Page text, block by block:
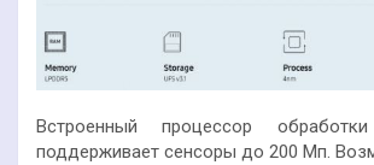
Встроенный процессор
поддерживает сенсоры до 200 Мп.